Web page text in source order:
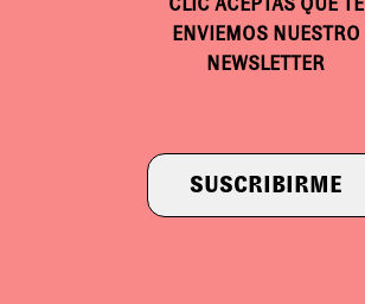
CLIC ACEPTAS QUE TE
ENVIEMOS NUESTRO
NEWSLETTER
SUSCRIBIRME